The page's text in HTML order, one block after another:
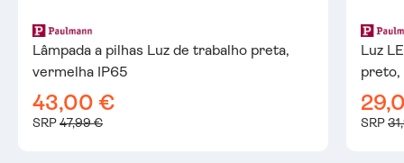
Lâmpada a pilhas Luz de trabalho preta,
vermelha IP65
43,00 €
SRP47,99 €
Luz
preto,
SRP